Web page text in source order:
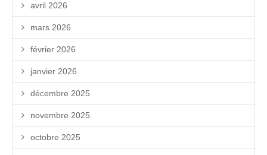
avril 2026
mars 2026
février 2026
janvier 2026
décembre 2025
novembre 2025
octobre 2025